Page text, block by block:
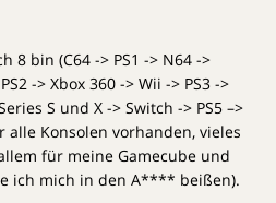
8 bin (C64 -> PS1 -> N64 ->
-> Xbox 360 -> Wii -> PS3 ->
S und X -> Switch -> PS5 –>
Konsolen vorhanden, vieles
für meine Gamecube und
ich mich in den A**** beißen).